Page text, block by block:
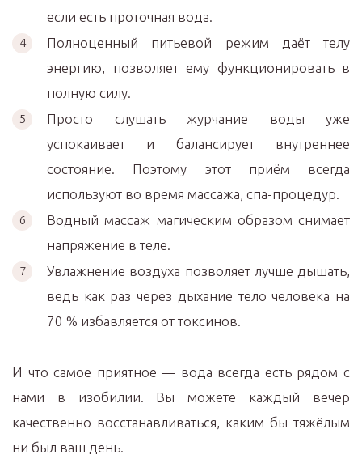
если есть проточная вода.
Полноценный питьевой режим даёт телу
энергию, позволяет ему функционировать в
полную силу.
Просто слушать журчание воды уже
успокаивает и балансирует внутреннее
состояние. Поэтому этот приём всегда
используют во время массажа, спа-процедур.
Водный массаж магическим образом снимает
напряжение в теле.
Увлажнение воздуха позволяет лучше дышать,
ведь как раз через дыхание тело человека на
70 % избавляется от токсинов.
И что самое приятное — вода всегда есть рядом с
нами в изобилии. Вы можете каждый вечер
качественно восстанавливаться, каким бы тяжёлым
ни был ваш день.